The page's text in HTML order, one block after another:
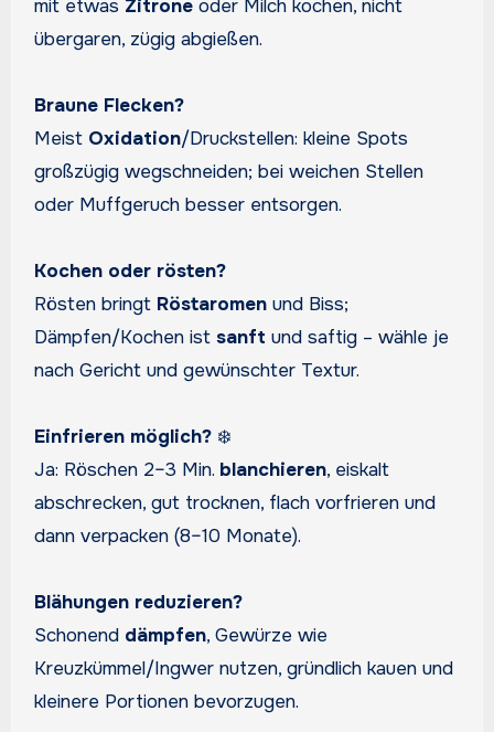
mit etwas Zitroneoder Milch kochen, nicht
übergaren, zügig abgießen.
Braune Flecken?
Meist Oxidation/Druckstellen: kleine Spots
großzügig wegschneiden; bei weichen Stellen
oder Muffgeruch besser entsorgen.
Kochen oder rösten?
Rösten bringt Röstaromenund Biss;
Dämpfen/Kochen ist sanft und saftig – wähle je
nach Gericht und gewünschter Textur.
Einfrieren möglich?❄️
Ja: Röschen 2–3 Min. blanchieren, eiskalt
abschrecken, gut trocknen, flach vorfrieren und
dann verpacken (8–10 Monate).
Blähungen reduzieren?
Schonend dämpfen, Gewürze wie
Kreuzkümmel/Ingwer nutzen, gründlich kauen und
kleinere Portionen bevorzugen.